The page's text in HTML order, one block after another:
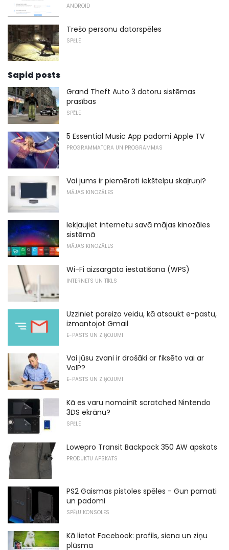
ANDROID
Trešo personu datorspēles
SPĒLE
Sapid posts
Grand Theft Auto 3 datoru sistēmas
prasības
SPĒLE
5 Essential Music App padomi Apple TV
PROGRAMMATŪRA UN PROGRAMMAS
Vai jums ir piemēroti iekštelpu skaļruņi?
MĀJAS KINOZĀLES
Iekļaujiet internetu savā mājas kinozāles
sistēmā
MĀJAS KINOZĀLES
Wi-Fi aizsargāta iestatīšana (WPS)
INTERNETS UN TĪKLS
Uzziniet pareizo veidu, kā atsaukt e-pastu,
izmantojot Gmail
E-PASTS UN ZIŅOJUMI
Vai jūsu zvani ir drošāki ar fiksēto vai ar
VoIP?
E-PASTS UN ZIŅOJUMI
Kā es varu nomainīt scratched Nintendo
3DS ekrānu?
SPĒLE
Lowepro Transit Backpack 350 AW apskats
PRODUKTU APSKATS
PS2 Gaismas pistoles spēles - Gun pamati
un padomi
SPĒĻU KONSOLES
Kā lietot Facebook: profils, siena un ziņu
plūsma